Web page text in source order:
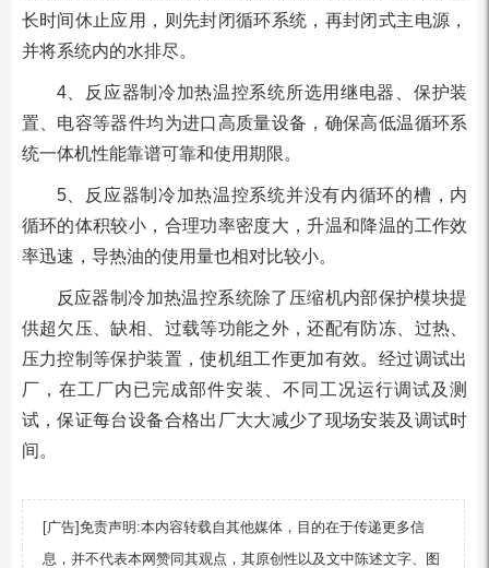
长时间休止应用，则先封闭循环系统，再封闭式主电源，
并将系统内的水排尽。
4、反应器制冷加热温控系统所选用继电器、保护装
置、电容等器件均为进口高质量设备，确保高低温循环系
统一体机性能靠谱可靠和使用期限。
5、反应器制冷加热温控系统并没有内循环的槽，内
循环的体积较小，合理功率密度大，升温和降温的工作效
率迅速，导热油的使用量也相对比较小。
反应器制冷加热温控系统除了压缩机内部保护模块提
供超欠压、缺相、过载等功能之外，还配有防冻、过热、
压力控制等保护装置，使机组工作更加有效。经过调试出
厂，在工厂内已完成部件安装、不同工况运行调试及测
试，保证每台设备合格出厂大大减少了现场安装及调试时
间。
[广告]免责声明:本内容转载自其他媒体，目的在于传递更多信
息，并不代表本网赞同其观点，其原创性以及文中陈述文字、图